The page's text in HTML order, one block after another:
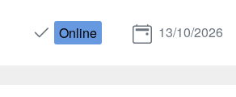
Online 13/10/2026